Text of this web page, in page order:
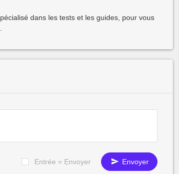
dans les tests et les guides, pour vous
Entrée = Envoyer Envoyer